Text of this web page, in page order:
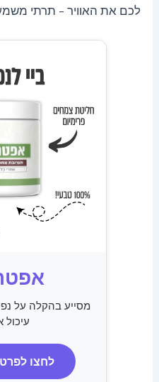
לכם את האוויר – תרתי
מסייע בהקלה על
עיכול
לחצו